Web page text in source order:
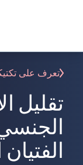
تعرف على
تقليل